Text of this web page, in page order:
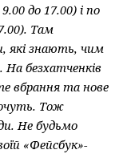
до 17.00) і по
Там
які знають, чим
безхатченків
вбрання та нове
Тож
Не будьмо
«Фейсбук»-